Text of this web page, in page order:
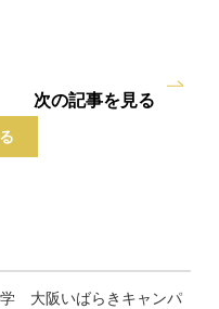
次の記事を見る
学 大阪いばらきキャンパ